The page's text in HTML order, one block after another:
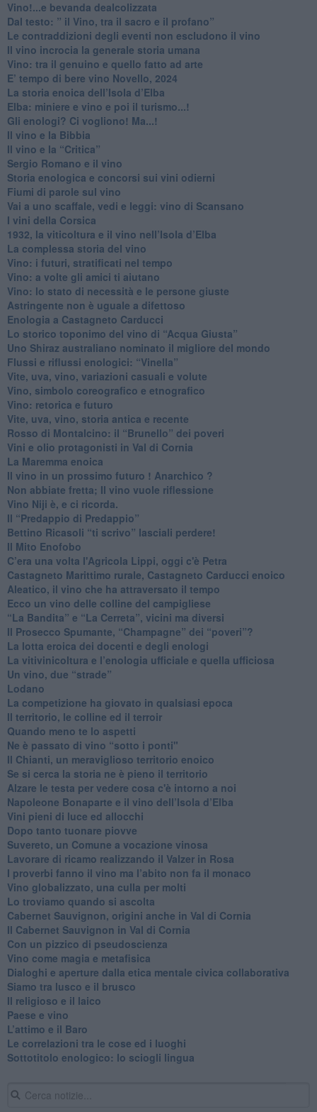
​Vino!...e bevanda dealcolizzata
​Dal testo: ” il Vino, tra il sacro e il profano”
Le contraddizioni degli eventi non escludono il vino
​Il vino incrocia la generale storia umana
Vino: tra il genuino e quello fatto ad arte
E’ tempo di bere vino Novello, 2024
La storia enoica dell’Isola d’Elba
Elba: miniere e vino e poi il turismo...!
​Gli enologi? Ci vogliono! Ma...!
​Il vino e la Bibbia
​Il vino e la “Critica”
Sergio Romano e il vino
​Storia enologica e concorsi sui vini odierni
Fiumi di parole sul vino
​Vai a uno scaffale, vedi e leggi: vino di Scansano
​I vini della Corsica
​1932, la viticoltura e il vino nell’Isola d’Elba
​La complessa storia del vino
​Vino: i futuri, stratificati nel tempo
Vino: a volte gli amici ti aiutano
Vino: lo stato di necessità e le persone giuste
​Astringente non è uguale a difettoso
Enologia a Castagneto Carducci
Lo storico toponimo del vino di “Acqua Giusta”
Uno Shiraz australiano nominato il migliore del mondo
​Flussi e riflussi enologici: “Vinella”
Vite, uva, vino, variazioni casuali e volute
Vino, simbolo coreografico e etnografico
​Vino: retorica e futuro
​Vite, uva, vino, storia antica e recente
​Rosso di Montalcino: il “Brunello” dei poveri
Vini e olio protagonisti in Val di Cornia
​La Maremma enoica
Il vino in un prossimo futuro ! Anarchico ?
​Non abbiate fretta; Il vino vuole riflessione
​Vino Niji è, e ci ricorda.
Il “Predappio di Predappio”
Bettino Ricasoli “ti scrivo” lasciali perdere!
Il Mito Enofobo
​C’era una volta l'Agricola Lippi, oggi c'è Petra
​Castagneto Marittimo rurale, Castagneto Carducci enoico
Aleatico, il vino che ha attraversato il tempo
Ecco un vino delle colline del campigliese
“La Bandita” e “La Cerreta”, vicini ma diversi
​Il Prosecco Spumante, “Champagne” dei “poveri”?
​La lotta eroica dei docenti e degli enologi
​La vitivinicoltura e l’enologia ufficiale e quella ufficiosa
​Un vino, due “strade”
Lodano
​La competizione ha giovato in qualsiasi epoca
Il territorio, le colline ed il terroir
Quando meno te lo aspetti
​Ne è passato di vino “sotto i ponti"
​Il Chianti, un meraviglioso territorio enoico
​Se si cerca la storia ne è pieno il territorio
Alzare le testa per vedere cosa c'è intorno a noi
​Napoleone Bonaparte e il vino dell’Isola d’Elba
Vini pieni di luce ed allocchi
Dopo tanto tuonare piovve
Suvereto, un Comune a vocazione vinosa
Lavorare di ricamo realizzando il Valzer in Rosa
​I proverbi fanno il vino ma l’abito non fa il monaco
Vino globalizzato, una culla per molti
Lo troviamo quando si ascolta
Cabernet Sauvignon, origini anche in Val di Cornia
Il Cabernet Sauvignon in Val di Cornia
Con un pizzico di pseudoscienza
​Vino come magia e metafisica
Dialoghi e aperture dalla etica mentale civica collaborativa
Siamo tra lusco e il brusco
Il religioso e il laico
​Paese e vino
L’attimo e il Baro
Le correlazioni tra le cose ed i luoghi
​Sottotitolo enologico: lo sciogli lingua